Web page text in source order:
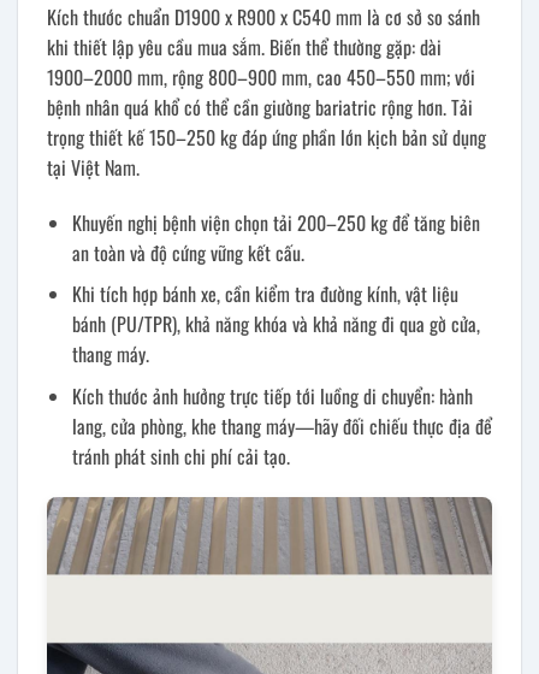
Kích thước chuẩn D1900 x R900 x C540 mm là cơ sở so sánh
khi thiết lập yêu cầu mua sắm. Biến thể thường gặp: dài
1900–2000 mm, rộng 800–900 mm, cao 450–550 mm; với
bệnh nhân quá khổ có thể cần giường bariatric rộng hơn. Tải
trọng thiết kế 150–250 kg đáp ứng phần lớn kịch bản sử dụng
tại Việt Nam.
Khuyến nghị bệnh viện chọn tải 200–250 kg để tăng biên
an toàn và độ cứng vững kết cấu.
Khi tích hợp bánh xe, cần kiểm tra đường kính, vật liệu
bánh (PU/TPR), khả năng khóa và khả năng đi qua gờ cửa,
thang máy.
Kích thước ảnh hưởng trực tiếp tới luồng di chuyển: hành
lang, cửa phòng, khe thang máy—hãy đối chiếu thực địa để
tránh phát sinh chi phí cải tạo.